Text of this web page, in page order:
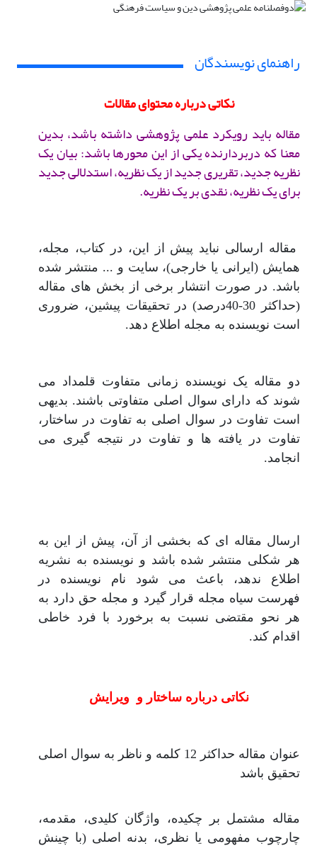
راهنمای نویسندگان
نکاتی درباره محتوای مقالات
مقاله باید رویکرد علمی پژوهشی داشته باشد، بدین
معنا که دربردارنده یکی از این محورها باشد: بیان یک
نظریه جدید، تقریری جدید از یک نظریه، استدلالی جدید
برای یک نظریه، نقدی بر یک نظریه.
مقاله ارسالی نباید پیش از این، در کتاب، مجله،
همایش (ایرانی یا خارجی)، سایت و ... منتشر شده
باشد. در صورت انتشار برخی از بخش های مقاله
(حداکثر 30-40درصد) در تحقیقات پیشین، ضروری
است نویسنده به مجله اطلاع دهد.
دو مقاله یک نویسنده زمانی متفاوت قلمداد می
شوند که دارای سوال اصلی متفاوتی باشند. بدیهی
است تفاوت در سوال اصلی به تفاوت در ساختار،
تفاوت در یافته ها و تفاوت در نتیجه گیری می
انجامد.
ارسال مقاله ای که بخشی از آن، پیش از این به
هر شکلی منتشر شده باشد و نویسنده به نشریه
اطلاع ندهد، باعث می شود نام نویسنده در
فهرست سیاه مجله قرار گیرد و مجله حق دارد به
هر نحو مقتضی نسبت به برخورد با فرد خاطی
اقدام کند.
نکاتی درباره ساختار و ویرایش
عنوان مقاله حداکثر 12 کلمه و ناظر به سوال اصلی
تحقیق باشد
مقاله مشتمل بر چکیده، واژگان کلیدی، مقدمه،
چارچوب مفهومی یا نظری، بدنه اصلی (با چینش